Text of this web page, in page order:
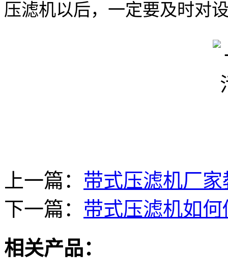
压滤机以后，一定要及时对
上一篇： 带式压滤机厂
下一篇： 带式压滤机如
相关产品：